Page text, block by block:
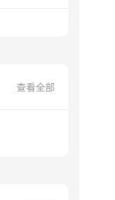
查看全部